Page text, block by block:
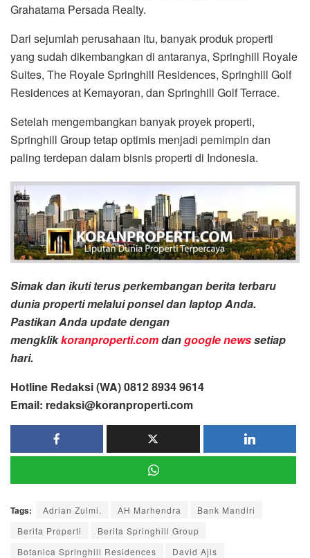
Grahatama Persada Realty.
Dari sejumlah perusahaan itu, banyak produk properti
yang sudah dikembangkan di antaranya, Springhill Royale
Suites, The Royale Springhill Residences, Springhill Golf
Residences at Kemayoran, dan Springhill Golf Terrace.
Setelah mengembangkan banyak proyek properti,
Springhill Group tetap optimis menjadi pemimpin dan
paling terdepan dalam bisnis properti di Indonesia.
Simak dan ikuti terus perkembangan berita terbaru
dunia properti melalui ponsel dan laptop Anda.
Pastikan Anda update dengan
mengklikkoranproperti.comdangoogle newssetiap
hari.
Hotline Redaksi (WA) 0812 8934 9614
Email: redaksi@koranproperti.com
Tags: Adrian Zulmi. AH Marhendra
Bank Mandiri
Berita Properti
Berita Springhill Group
Botanica Springhill Residences
David Ajis